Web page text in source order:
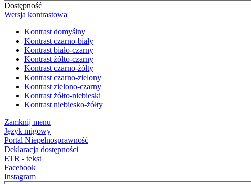
Dostępność
Wersja kontrastowa
Kontrast domyślny
Kontrast czarno-biały
Kontrast biało-czarny
Kontrast żółto-czarny
Kontrast czarno-żółty
Kontrast czarno-zielony
Kontrast zielono-czarny
Kontrast żółto-niebieski
Kontrast niebiesko-żółty
Zamknij menu
Język migowy
Portal Niepełnosprawność
Deklaracja dostępności
ETR - tekst
Facebook
Instagram